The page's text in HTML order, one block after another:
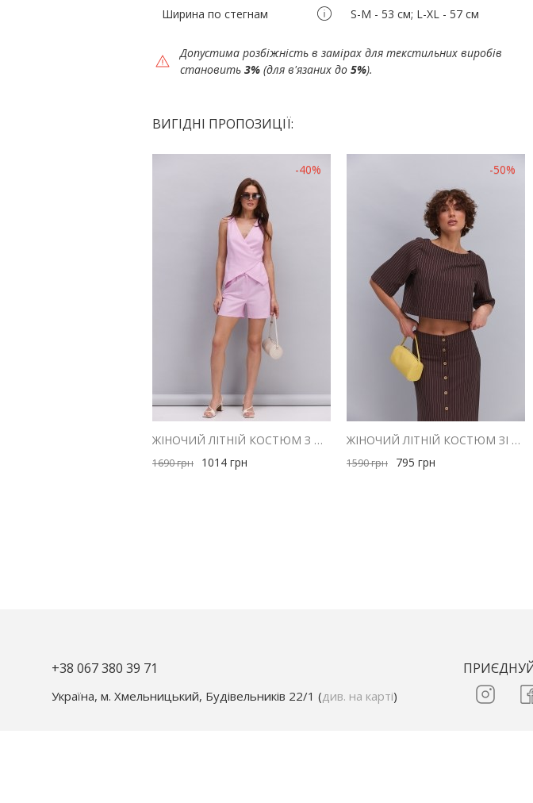
Ширина по стегнам S-M - 53 см; L-ХL - 57 см
Допустима розбіжність в замірах для текстильних виробів
становить 3% (для в'язаних до 5%).
ВИГІДНІ ПРОПОЗИЦІЇ:
-40%
ЖІНОЧИЙ ЛІТНІЙ КОСТЮМ З ШОРТАМИ І ЖИЛЕТОМ З ЛЬОНУ РОЖЕВИЙ
1690грн 1014 грн
-50%
ЖІНОЧИЙ ЛІТНІЙ КОСТЮМ ЗІ СПІДНИЦЕЮ І ТОПОМ ШОКОЛАДНИЙ В СМУЖКУ
1590грн 795 грн
+38 067 380 39 71
Україна, м. Хмельницький, Будівельників 22/1 (див. на карті)